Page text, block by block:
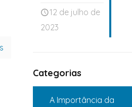
12 de julho de
2023
Categorias
A Importância da